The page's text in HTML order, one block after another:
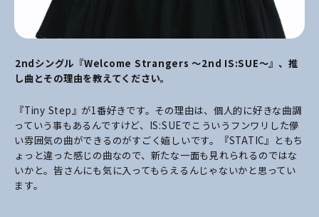
――2ndシングル『Welcome Strangers ～2nd IS:SUE～』、推
し曲とその理由を教えてください。
『Tiny Step』が1番好きです。その理由は、個人的に好きな曲調
っていう事もあるんですけど、IS:SUEでこういうフンワリした儚
い雰囲気の曲ができるのがすごく嬉しいです。『STATIC』ともち
ょっと違った感じの曲なので、新たな一面も見れられるのではな
いかと。皆さんにも気に入ってもらえるんじゃないかと思ってい
ます。